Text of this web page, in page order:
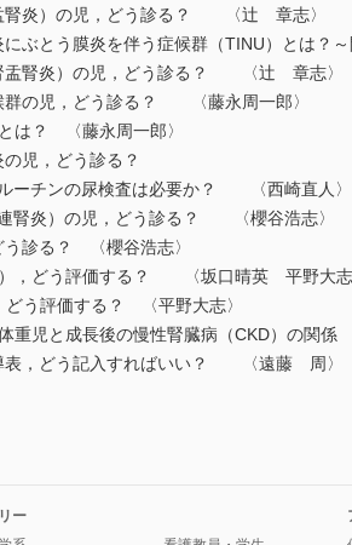
炎）の児，どう診る？ 〈辻 章志〉
ぶとう膜炎を伴う症候群（TINU）とは？
腎炎）の児，どう診る？ 〈辻 章志〉
の児，どう診る？ 〈藤永周一郎〉
は？ 〈藤永周一郎〉
児，どう診る？
ーチンの尿検査は必要か？ 〈西崎直人〉
腎炎）の児，どう診る？ 〈櫻谷浩志〉
診る？ 〈櫻谷浩志〉
，どう評価する？ 〈坂口晴英 平野大志
う評価する？ 〈平野大志〉
児と成長後の慢性腎臓病（CKD）の関係
，どう記入すればいい？ 〈遠藤 周〉
ー